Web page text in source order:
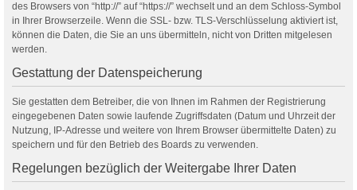
des Browsers von “http://” auf “https://” wechselt und an dem Schloss-Symbol
in Ihrer Browserzeile. Wenn die SSL- bzw. TLS-Verschlüsselung aktiviert ist,
können die Daten, die Sie an uns übermitteln, nicht von Dritten mitgelesen
werden.
Gestattung der Datenspeicherung
Sie gestatten dem Betreiber, die von Ihnen im Rahmen der Registrierung
eingegebenen Daten sowie laufende Zugriffsdaten (Datum und Uhrzeit der
Nutzung, IP-Adresse und weitere von Ihrem Browser übermittelte Daten) zu
speichern und für den Betrieb des Boards zu verwenden.
Regelungen bezüglich der Weitergabe Ihrer Daten